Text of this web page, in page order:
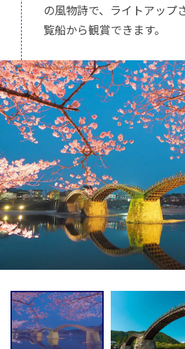
の風物詩で、ライトアップ
覧船から観賞できます。